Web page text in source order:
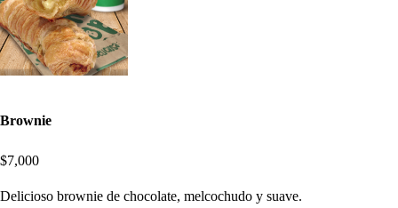
Brownie
$7,000
Delicioso brownie de chocolate, melcochudo y suave.